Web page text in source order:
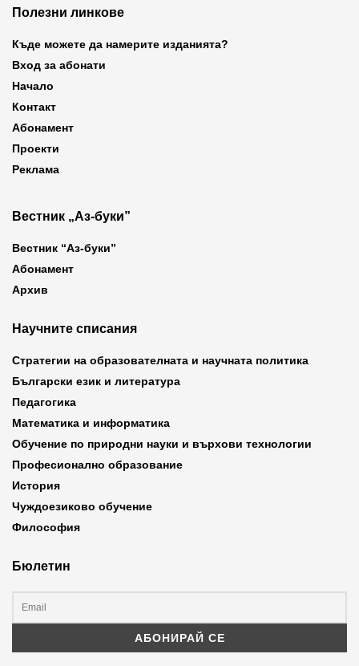
Полезни линкове
Къде можете да намерите изданията?
Вход за абонати
Начало
Контакт
Абонамент
Проекти
Реклама
Вестник „Аз-буки”
Вестник “Аз-буки”
Абонамент
Архив
Научните списания
Стратегии на образователната и научната политика
Български език и литература
Педагогика
Математика и информатика
Обучение по природни науки и върхови технологии
Професионално образование
История
Чуждоезиково обучение
Философия
Бюлетин